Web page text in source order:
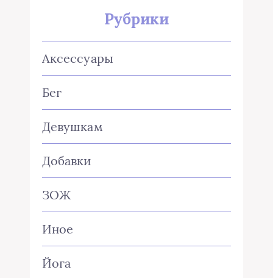
Рубрики
Аксессуары
Бег
Девушкам
Добавки
ЗОЖ
Иное
Йога